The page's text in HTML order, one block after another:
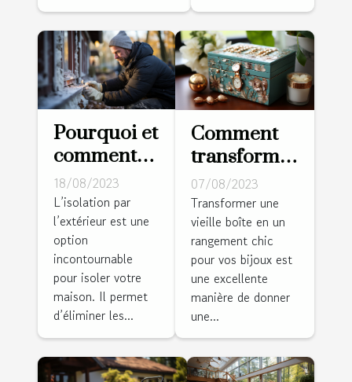
Pourquoi et
comment
isoler les
murs par
l’extérieur ?
18/08/2023
L’isolation par
l’extérieur est une
option
incontournable
pour isoler votre
maison. Il permet
d’éliminer les...
Comment
transformer
une vieille
boîte en un
rangement
chic pour
vos bijoux
07/08/2023
Transformer une
vieille boîte en un
rangement chic
pour vos bijoux est
une excellente
manière de donner
une...